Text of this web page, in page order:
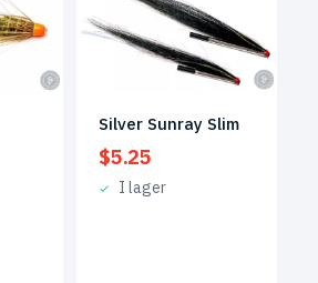
Silver Sunray Slim
$5.25
I lager